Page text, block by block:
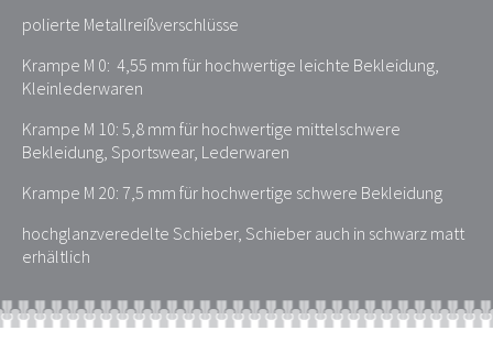
polierte Metallreißverschlüsse
Krampe M 0: 4,55 mm für hochwertige leichte Bekleidung,
Kleinlederwaren
Krampe M 10: 5,8 mm für hochwertige mittelschwere
Bekleidung, Sportswear, Lederwaren
Krampe M 20: 7,5 mm für hochwertige schwere Bekleidung
hochglanzveredelte Schieber, Schieber auch in schwarz matt
erhältlich